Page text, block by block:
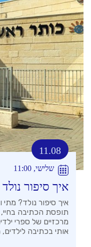
11.08
שלישי, 11:00
איך סיפור נולד
איך סיפור נולד?
תופסת הכתיבה בחיי,
מרכזיים של ספרי
אותי בכתיבה